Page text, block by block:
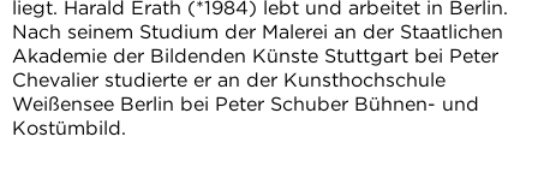
liegt. Harald Erath (*1984) lebt und arbeitet in Berlin.
Nach seinem Studium der Malerei an der Staatlichen
Akademie der Bildenden Künste Stuttgart bei Peter
Chevalier studierte er an der Kunsthochschule
Weißensee Berlin bei Peter Schuber Bühnen- und
Kostümbild.